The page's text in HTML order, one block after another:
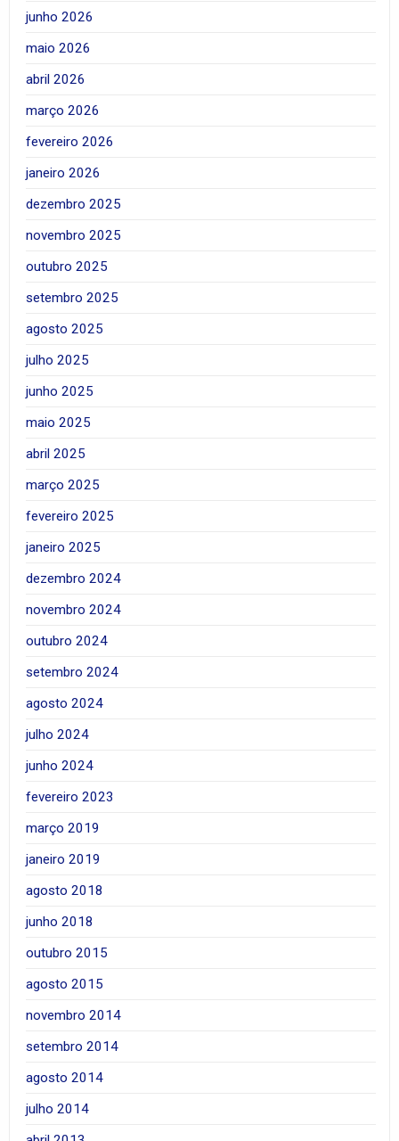
junho 2026
maio 2026
abril 2026
março 2026
fevereiro 2026
janeiro 2026
dezembro 2025
novembro 2025
outubro 2025
setembro 2025
agosto 2025
julho 2025
junho 2025
maio 2025
abril 2025
março 2025
fevereiro 2025
janeiro 2025
dezembro 2024
novembro 2024
outubro 2024
setembro 2024
agosto 2024
julho 2024
junho 2024
fevereiro 2023
março 2019
janeiro 2019
agosto 2018
junho 2018
outubro 2015
agosto 2015
novembro 2014
setembro 2014
agosto 2014
julho 2014